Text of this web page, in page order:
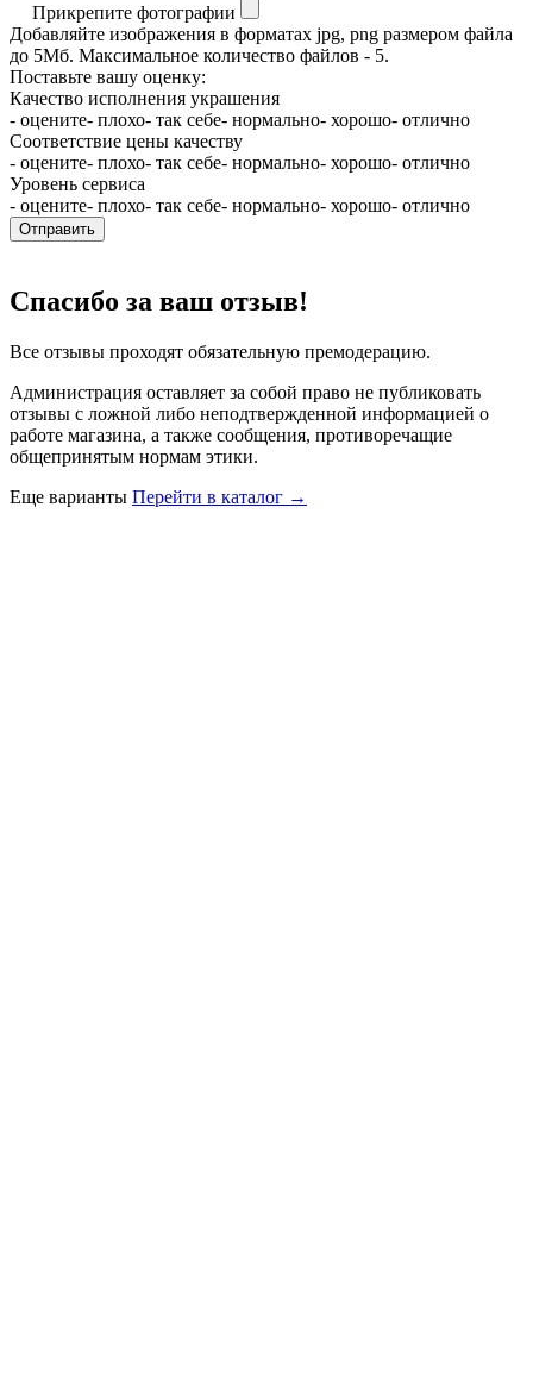
Прикрепите фотографии
Добавляйте изображения в форматах jpg, png размером файла
до 5Мб. Максимальное количество файлов - 5.
Поставьте вашу оценку:
Качество исполнения украшения
- оцените- плохо- так себе- нормально- хорошо- отлично
Соответствие цены качеству
- оцените- плохо- так себе- нормально- хорошо- отлично
Уровень сервиса
- оцените- плохо- так себе- нормально- хорошо- отлично
Отправить
Спасибо за ваш отзыв!
Все отзывы проходят обязательную премодерацию.
Администрация оставляет за собой право не публиковать
отзывы с ложной либо неподтвержденной информацией о
работе магазина, а также сообщения, противоречащие
общепринятым нормам этики.
Еще варианты Перейти в каталог →